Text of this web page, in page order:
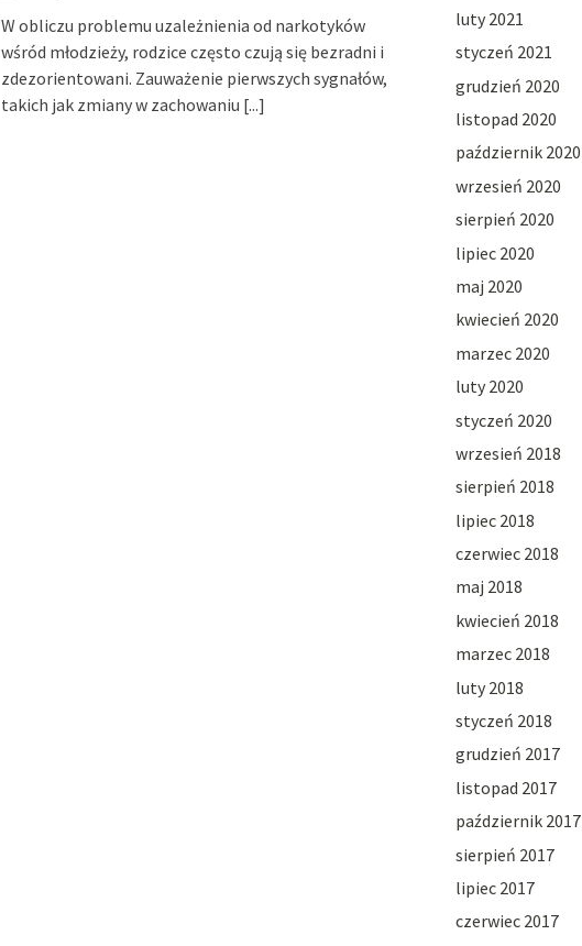
W obliczu problemu uzależnienia od narkotyków
wśród młodzieży, rodzice często czują się bezradni i
zdezorientowani. Zauważenie pierwszych sygnałów,
takich jak zmiany w zachowaniu [...]
luty 2021
styczeń 2021
grudzień 2020
listopad 2020
październik 2020
wrzesień 2020
sierpień 2020
lipiec 2020
maj 2020
kwiecień 2020
marzec 2020
luty 2020
styczeń 2020
wrzesień 2018
sierpień 2018
lipiec 2018
czerwiec 2018
maj 2018
kwiecień 2018
marzec 2018
luty 2018
styczeń 2018
grudzień 2017
listopad 2017
październik 2017
sierpień 2017
lipiec 2017
czerwiec 2017